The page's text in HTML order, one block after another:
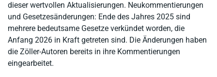
dieser wertvollen Aktualisierungen. Neukommentierungen
und Gesetzesänderungen: Ende des Jahres 2025 sind
mehrere bedeutsame Gesetze verkündet worden, die
Anfang 2026 in Kraft getreten sind. Die Änderungen haben
die Zöller-Autoren bereits in ihre Kommentierungen
eingearbeitet.